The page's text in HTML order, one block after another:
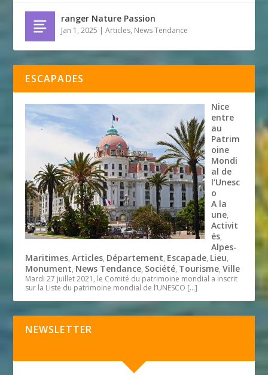
ranger Nature Passion
Jan 1, 2025 |Articles, News Tendance
ESCAPADES
Nice
entre
au
Patrim
oine
Mondi
al de
l’Unesc
o
A la
une,
Activit
és,
Alpes-
Maritimes,Articles, Département, Escapade, Lieu,
Monument, News Tendance, Société, Tourisme,Ville
Mardi 27 juillet 2021, le Comité du patrimoine mondial a inscrit
sur la Liste du patrimoine mondial de l’UNESCO […]
NEWSLETTER